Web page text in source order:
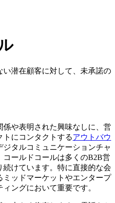
い潜在顧客に対して、未承諾の
や表明された興味なしに、営
にコンタクトするアウトバウ
ジタルコミュニケーションチャ
ールドコールは多くのB2B営
けています。特に直接的な会
ッドマーケットやエンタープ
ングにおいて重要です。